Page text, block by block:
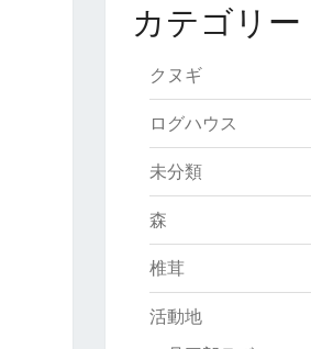
カテゴリー
クヌギ
ログハウス
未分類
森
椎茸
活動地